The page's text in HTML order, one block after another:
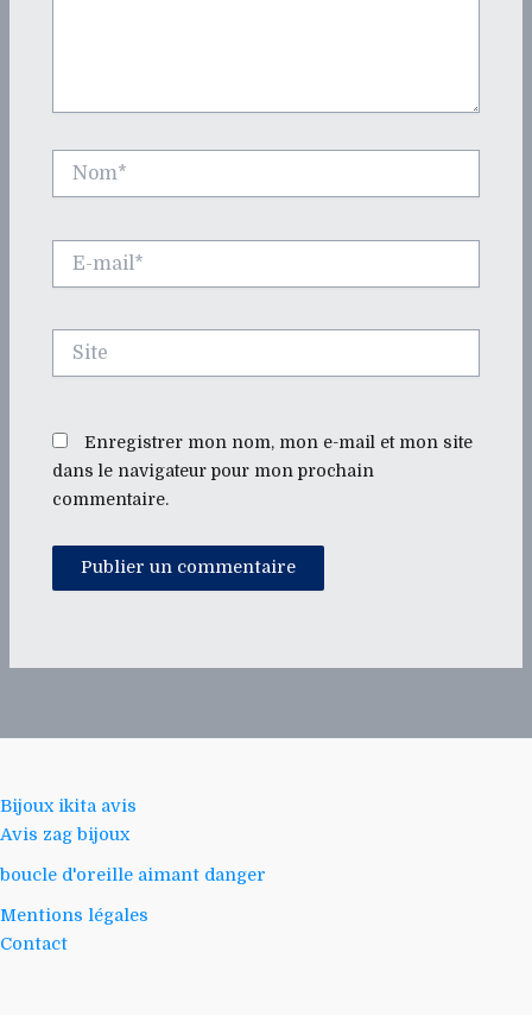
Nom*
mail*
Site
Enregistrer mon nom, mon e-mail et mon site
dans le navigateur pour mon prochain
commentaire.
Bijoux ikita avis
Avis zag bijoux
boucle d'oreille aimant danger
Mentions légales
Contact